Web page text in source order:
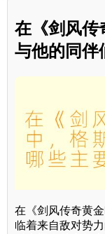
在《剑风传
与他的同伴
在《剑风传奇黄
临着来自敌对势